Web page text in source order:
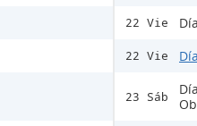
22 Vie
22 Vie
23 Sáb